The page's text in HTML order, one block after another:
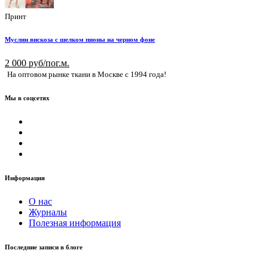
Принт
Муслин вискоза с шелком пионы на черном фоне
2 000 руб/пог.м.
На оптовом рынке ткани в Москве с 1994 года!
Мы в соцсетях
Информация
О нас
Журналы
Полезная информация
Последние записи в блоге